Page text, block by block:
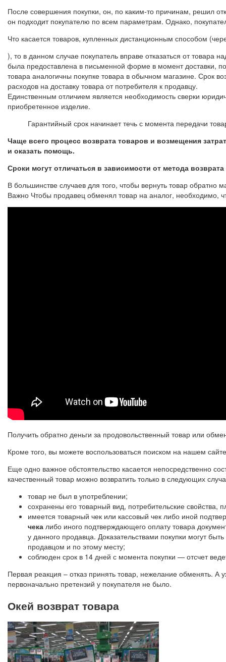
После совершения покупки, он, по каким-то причинам, решил
он подходит покупателю по всем параметрам. Однако,
Что касается товаров, купленных дистанционным способом
), то в данном случае покупатель вправе отказаться от товара
была предоставлена в письменной форме в момент доставки,
товара аналогичны покупке товара в обычном магазине. Срок
расходов на доставку товара от потребителя к продавцу.
Единственным отличием является необходимость сверки
приобретенное изделие.
Гарантийный срок начинает течь с момента передачи
Чаще всего процесс возврата товаров и возмещения
и оказать помощь.
Сроки могут отличаться в зависимости от метода
В большинстве случаев для того, чтобы вернуть товар
Важно Чтобы продавец обменял товар на аналог, необходимо,
Получить обратно деньги за продовольственный товар или
Кроме того, вы можете воспользоваться поиском на нашем
Еще одно важное обстоятельство касается непосредственно
качественный товар можно возвратить только в следующих
товар не был в употреблении;
сохранены его товарный вид, потребительские
имеется товарный чек или кассовый чек либо иной
чека либо иного подтверждающего оплату товара
у данного продавца. Доказательствами покупки могут
продавцом и по этому месту;
соблюден срок в 14 дней с момента покупки — отсчет
Первая реакция – отказ принять товар, нежелание обменять.
первоначально претензий у покупателя не было.
Окей возврат товара